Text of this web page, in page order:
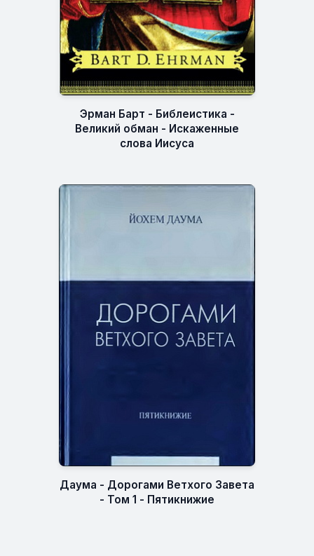
Эрман Барт - Библеистика -
Великий обман - Искаженные
слова Иисуса
Даума - Дорогами Ветхого Завета
- Том 1 - Пятикнижие